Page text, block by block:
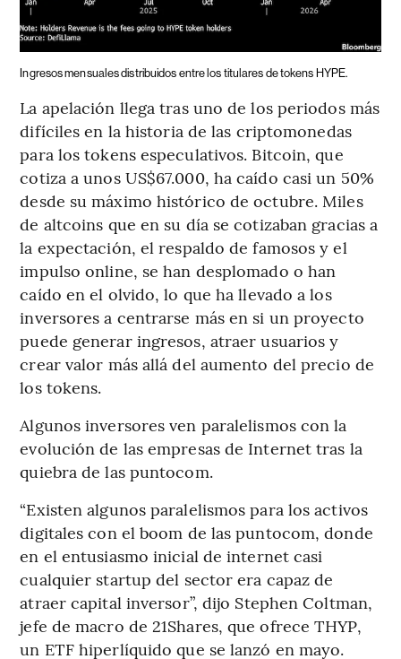
Ingresos mensuales distribuidos entre los titulares de tokens HYPE.
La apelación llega tras uno de los periodos más
difíciles en la historia de las criptomonedas
para los tokens especulativos. Bitcoin, que
cotiza a unos US$67.000, ha caído casi un 50%
desde su máximo histórico de octubre. Miles
de altcoins que en su día se cotizaban gracias a
la expectación, el respaldo de famosos y el
impulso online, se han desplomado o han
caído en el olvido, lo que ha llevado a los
inversores a centrarse más en si un proyecto
puede generar ingresos, atraer usuarios y
crear valor más allá del aumento del precio de
los tokens.
Algunos inversores ven paralelismos con la
evolución de las empresas de Internet tras la
quiebra de las puntocom.
“Existen algunos paralelismos para los activos
digitales con el boom de las puntocom, donde
en el entusiasmo inicial de internet casi
cualquier startup del sector era capaz de
atraer capital inversor”, dijo Stephen Coltman,
jefe de macro de 21Shares, que ofrece THYP,
un ETF hiperlíquido que se lanzó en mayo.